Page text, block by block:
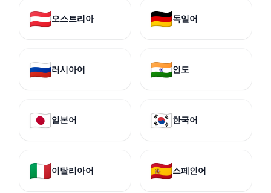
🇦🇹오스트리아 🇩🇪독일어
🇷🇺러시아어 🇮🇳인도
🇯🇵일본어 🇰🇷한국어
🇮🇹이탈리아어 🇪🇸스페인어